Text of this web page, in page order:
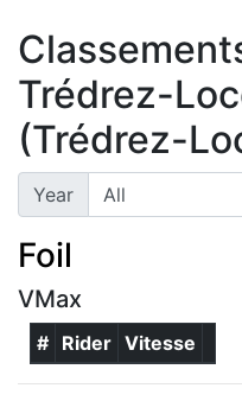
Trédrez-
(Trédrez-
Year
Foil
VMax
# Rider Vitesse